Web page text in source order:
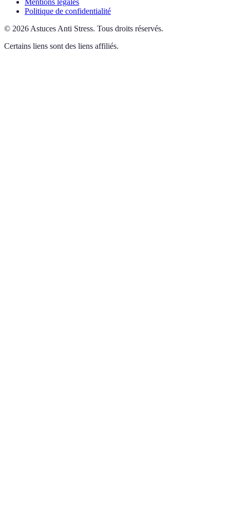
Mentions légales
Politique de confidentialité
© 2026 Astuces Anti Stress. Tous droits réservés.
Certains liens sont des liens affiliés.